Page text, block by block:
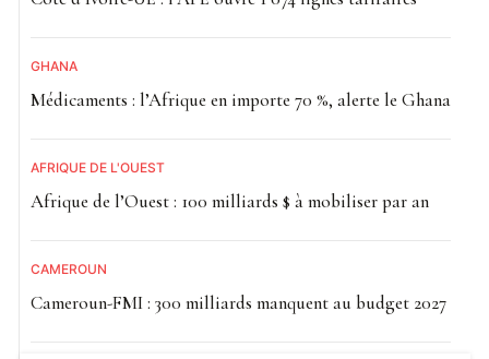
GHANA
Médicaments : l’Afrique en importe 70 %, alerte le Ghana
AFRIQUE DE L'OUEST
Afrique de l’Ouest : 100 milliards $ à mobiliser par an
CAMEROUN
Cameroun-FMI : 300 milliards manquent au budget 2027